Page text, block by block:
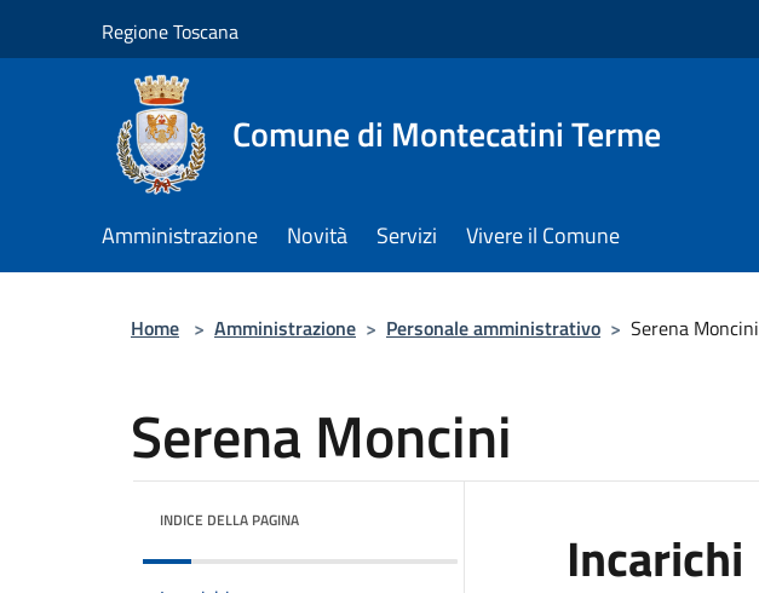
Regione Toscana
Comune di Montecatini Terme
Amministrazione Novità Servizi Vivere il Comune
Home > Amministrazione > Personale amministrativo > Serena Moncini
Serena Moncini
INDICE DELLA PAGINA
Incarichi